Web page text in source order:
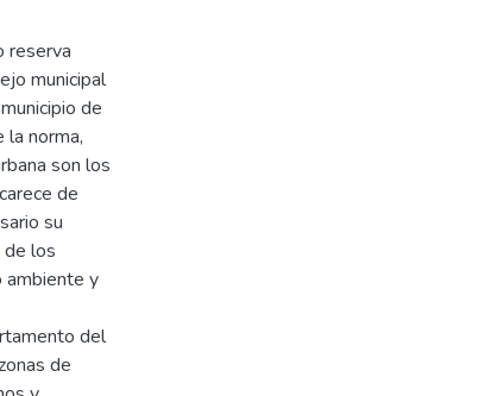
reserva
municipal
de
norma,
son los
de
su
de los
ambiente y
del
de